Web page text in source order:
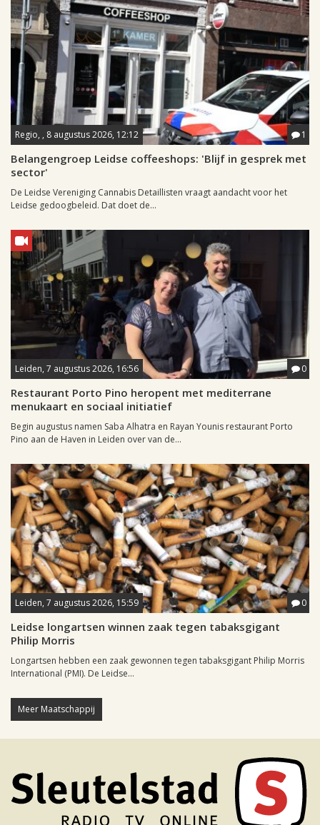
Regio, , 8 augustus 2026, 12:12 1
Belangengroep Leidse coffeeshops: 'Blijf in gesprek met
sector'
De Leidse Vereniging Cannabis Detaillisten vraagt aandacht voor het
Leidse gedoogbeleid. Dat doet de...
Leiden, 7 augustus 2026, 16:56 0
Restaurant Porto Pino heropent met mediterrane
menukaart en sociaal initiatief
Begin augustus namen Saba Alhatra en Rayan Younis restaurant Porto
Pino aan de Haven in Leiden over van de...
Leiden, 7 augustus 2026, 15:59 0
Leidse longartsen winnen zaak tegen tabaksgigant
Philip Morris
Longartsen hebben een zaak gewonnen tegen tabaksgigant Philip Morris
International (PMI). De Leidse...
Meer Maatschappij